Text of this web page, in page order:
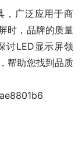
，广泛应用于商
时，品牌的质量
讨LED显示屏领
帮助您找到品质